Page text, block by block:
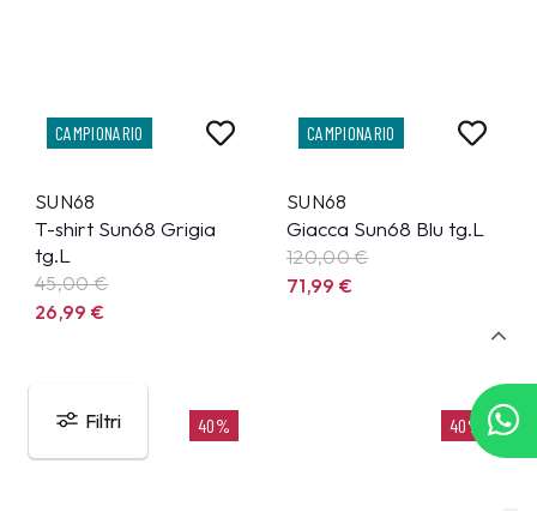
Filtri
CAMPIONARIO
SUN68
T-shirt Sun68 Grigia
tg.L
45,00 €
26,99€
CAMPIONARIO
SUN68
Giacca Sun68 Blu tg.L
120,00 €
71,99€
40% 40%